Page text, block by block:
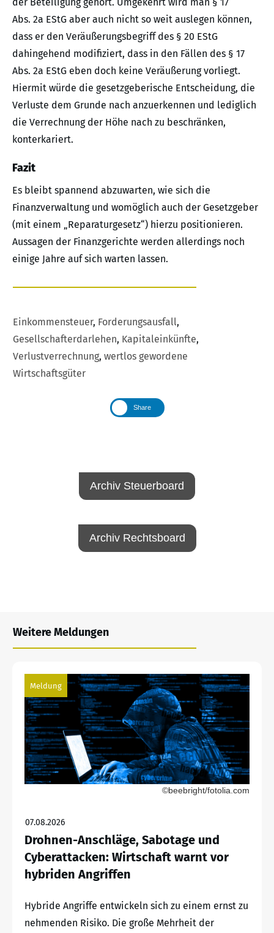
Abs. 2a EStG aber auch nicht so weit auslegen können,
dass er den Veräußerungsbegriff des § 20 EStG
dahingehend modifiziert, dass in den Fällen des § 17
Abs. 2a EStG eben doch keine Veräußerung vorliegt.
Hiermit würde die gesetzgeberische Entscheidung, die
Verluste dem Grunde nach anzuerkennen und lediglich
die Verrechnung der Höhe nach zu beschränken,
konterkariert.
Fazit
Es bleibt spannend abzuwarten, wie sich die
Finanzverwaltung und womöglich auch der Gesetzgeber
(mit einem „Reparaturgesetz“) hierzu positionieren.
Aussagen der Finanzgerichte werden allerdings noch
einige Jahre auf sich warten lassen.
Einkommensteuer, Forderungsausfall,
Gesellschafterdarlehen, Kapitaleinkünfte,
Verlustverrechnung, wertlos gewordene
Wirtschaftsgüter
Share
Archiv Steuerboard
Archiv Rechtsboard
Weitere Meldungen
Meldung
©beebright/fotolia.com
07.08.2026
Drohnen-Anschläge, Sabotage und
Cyberattacken: Wirtschaft warnt vor
hybriden Angriffen
Hybride Angriffe entwickeln sich zu einem ernst zu
nehmenden Risiko. Die große Mehrheit der